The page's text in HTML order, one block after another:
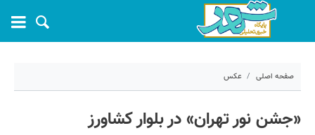
صفحه اصلی عکس
«جشن نور تهران» در بلوار کشاورز